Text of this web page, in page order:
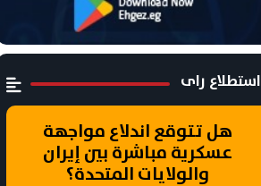
استطلاع راى
هل تتوقع اندلاع مواجهة
عسكرية مباشرة بين إيران
والولايات المتحدة؟